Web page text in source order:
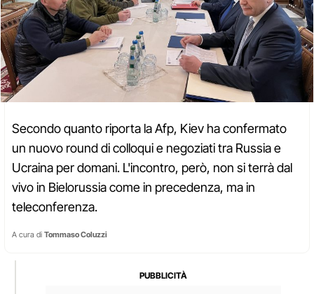
Secondo quanto riporta la Afp, Kiev ha confermato
un nuovo round di colloqui e negoziati tra Russia e
Ucraina per domani. L'incontro, però, non si terrà dal
vivo in Bielorussia come in precedenza, ma in
teleconferenza.
A cura di Tommaso Coluzzi